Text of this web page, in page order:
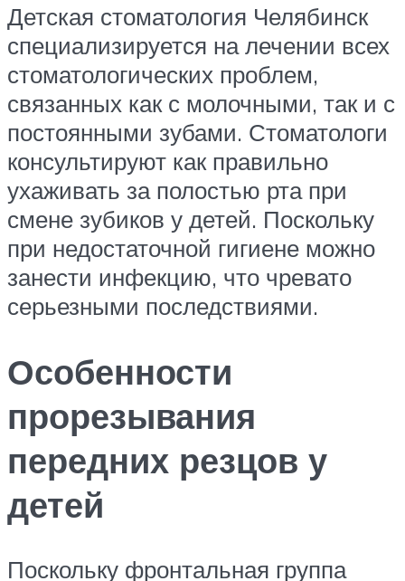
Детская стоматология Челябинск
специализируется на лечении всех
стоматологических проблем,
связанных как с молочными, так и с
постоянными зубами. Стоматологи
консультируют как правильно
ухаживать за полостью рта при
смене зубиков у детей. Поскольку
при недостаточной гигиене можно
занести инфекцию, что чревато
серьезными последствиями.
Особенности
прорезывания
передних резцов у
детей
Поскольку фронтальная группа